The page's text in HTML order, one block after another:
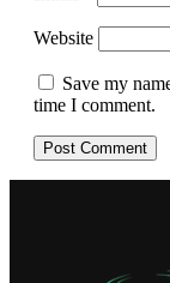
Website
Save my
time I comment.